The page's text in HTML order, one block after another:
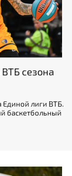
сезона
Единой лиги ВТБ.
баскетбольный